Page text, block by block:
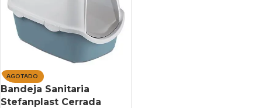
AGOTADO
Bandeja Sanitaria
Stefanplast Cerrada